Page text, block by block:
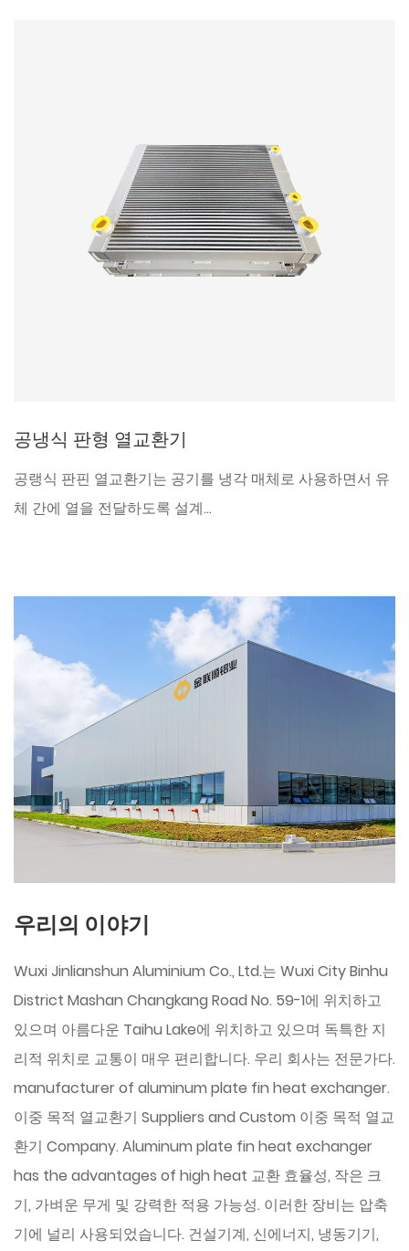
공냉식 판형 열교환기
공랭식 판핀 열교환기는 공기를 냉각 매체로 사용하면서 유
체 간에 열을 전달하도록 설계...
우리의 이야기
Wuxi Jinlianshun Aluminium Co., Ltd.는 Wuxi City Binhu
District Mashan Changkang Road No. 59-1에 위치하고
있으며 아름다운 Taihu Lake에 위치하고 있으며 독특한 지
리적 위치로 교통이 매우 편리합니다. 우리 회사는 전문가다.
manufacturer of aluminum plate fin heat exchanger.
이중 목적 열교환기 Suppliers and Custom 이중 목적 열교
환기 Company. Aluminum plate fin heat exchanger
has the advantages of high heat 교환 효율성, 작은 크
기, 가벼운 무게 및 강력한 적용 가능성. 이러한 장비는 압축
기에 널리 사용되었습니다. 건설기계, 신에너지, 냉동기기,